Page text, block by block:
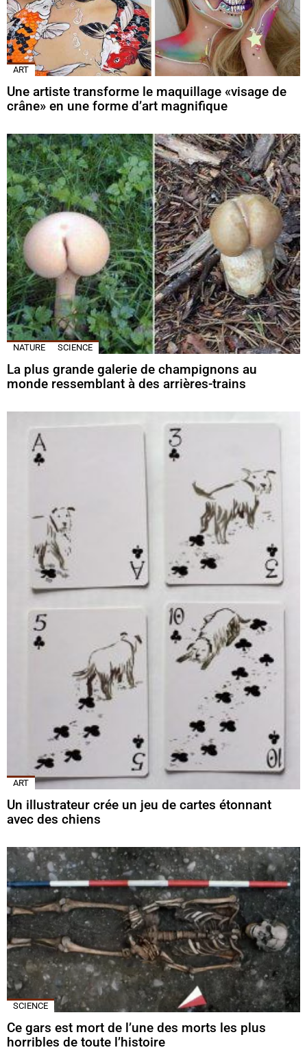
ART
Une artiste transforme le maquillage «visage de
crâne» en une forme d’art magnifique
NATURE SCIENCE
La plus grande galerie de champignons au
monde ressemblant à des arrières-trains
ART
Un illustrateur crée un jeu de cartes étonnant
avec des chiens
SCIENCE
Ce gars est mort de l’une des morts les plus
horribles de toute l’histoire